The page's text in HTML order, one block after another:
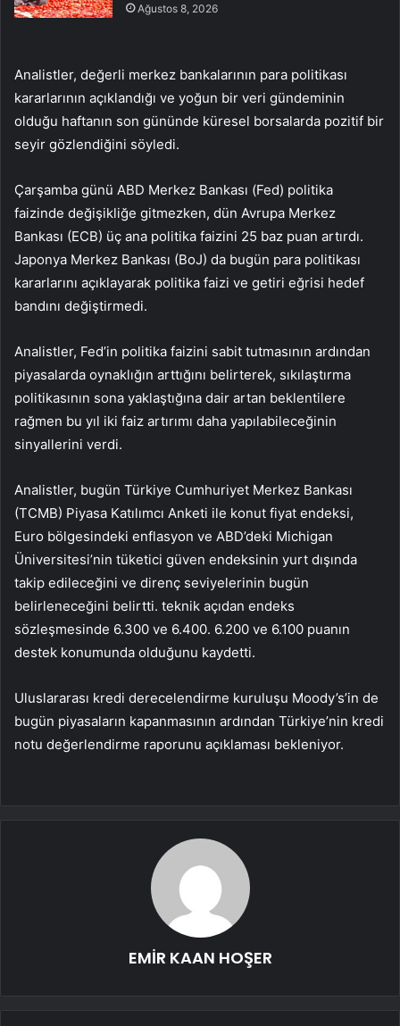
Ağustos 8, 2026
Analistler, değerli merkez bankalarının para politikası
kararlarının açıklandığı ve yoğun bir veri gündeminin
olduğu haftanın son gününde küresel borsalarda pozitif bir
seyir gözlendiğini söyledi.
Çarşamba günü ABD Merkez Bankası (Fed) politika
faizinde değişikliğe gitmezken, dün Avrupa Merkez
Bankası (ECB) üç ana politika faizini 25 baz puan artırdı.
Japonya Merkez Bankası (BoJ) da bugün para politikası
kararlarını açıklayarak politika faizi ve getiri eğrisi hedef
bandını değiştirmedi.
Analistler, Fed’in politika faizini sabit tutmasının ardından
piyasalarda oynaklığın arttığını belirterek, sıkılaştırma
politikasının sona yaklaştığına dair artan beklentilere
rağmen bu yıl iki faiz artırımı daha yapılabileceğinin
sinyallerini verdi.
Analistler, bugün Türkiye Cumhuriyet Merkez Bankası
(TCMB) Piyasa Katılımcı Anketi ile konut fiyat endeksi,
Euro bölgesindeki enflasyon ve ABD’deki Michigan
Üniversitesi’nin tüketici güven endeksinin yurt dışında
takip edileceğini ve direnç seviyelerinin bugün
belirleneceğini belirtti. teknik açıdan endeks
sözleşmesinde 6.300 ve 6.400. 6.200 ve 6.100 puanın
destek konumunda olduğunu kaydetti.
Uluslararası kredi derecelendirme kuruluşu Moody’s’in de
bugün piyasaların kapanmasının ardından Türkiye’nin kredi
notu değerlendirme raporunu açıklaması bekleniyor.
EMİR KAAN HOŞER